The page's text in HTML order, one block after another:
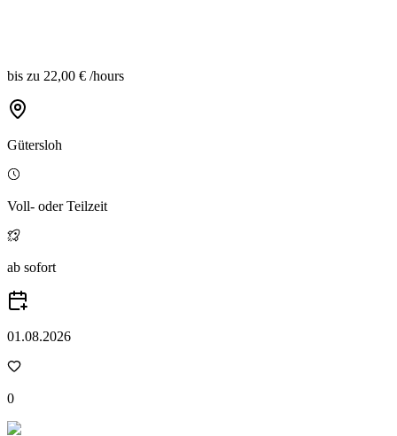
bis zu 22,00 € /hours
Gütersloh
Voll- oder Teilzeit
ab sofort
01.08.2026
0